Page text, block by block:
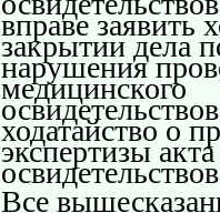
вправе заявить
закрытии дела
нарушения
медицинского
ходатайство о
экспертизы
Все